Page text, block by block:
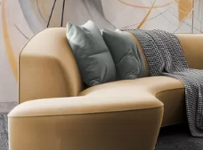
725.00 435.00 Kr/m²
Peel and Stick
.00 540.00Kr/m²